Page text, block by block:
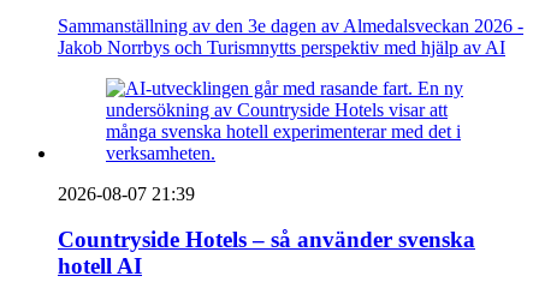
Sammanställning av den 3e dagen av Almedalsveckan 2026 -
Jakob Norrbys och Turismnytts perspektiv med hjälp av AI
2026-08-07 21:39
Countryside Hotels – så använder svenska
hotell AI